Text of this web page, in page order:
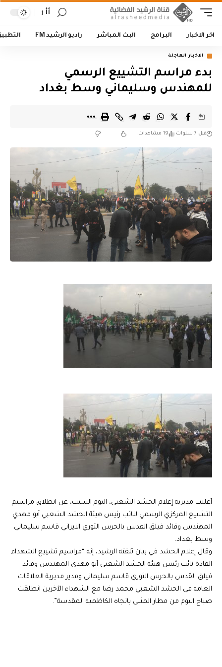
أأ
اخر الاخبار البرامج البث المباشر راديو الرشيد FM
الاخبار العاجلة
بدء مراسم التشييع الرسمي
للمهندس وسليماني وسط بغداد
قبل 7 سنوات 19 مشاهدات
أعلنت مديرية إعلام الحشد الشعبي، اليوم السبت، عن انطلاق مراسيم
التشييع المركزي الرسمي لنائب رئيس هيئة الحشد الشعبي أبو مهدي
المهندس وقائد فيلق القدس بالحرس الثوري الايراني قاسم سليماني
وسط بغداد.
وقال إعلام الحشد في بيان تلقته الرشيد، إنه “مراسيم تشييع الشهداء
القادة نائب رئيس هيئة الحشد الشعبي أبو مهدي المهندس وقائد
فيلق القدس بالحرس الثوري قاسم سليماني ومدير مديرية العلاقات
العامة في الحشد الشعبي محمد رضا مع الشهداء الآخرين انطلقت
صباح اليوم من مطار المثنى باتجاه الكاظمية المقدسة”.